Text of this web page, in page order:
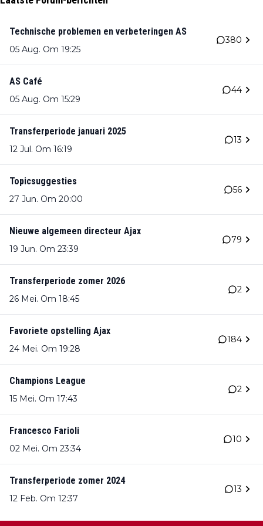
Technische problemen en verbeteringen AS
05 Aug. Om 19:25
380
AS Café
05 Aug. Om 15:29
44
Transferperiode januari 2025
12 Jul. Om 16:19
13
Topicsuggesties
27 Jun. Om 20:00
56
Nieuwe algemeen directeur Ajax
19 Jun. Om 23:39
79
Transferperiode zomer 2026
26 Mei. Om 18:45
2
Favoriete opstelling Ajax
24 Mei. Om 19:28
184
Champions League
15 Mei. Om 17:43
2
Francesco Farioli
02 Mei. Om 23:34
10
Transferperiode zomer 2024
12 Feb. Om 12:37
13